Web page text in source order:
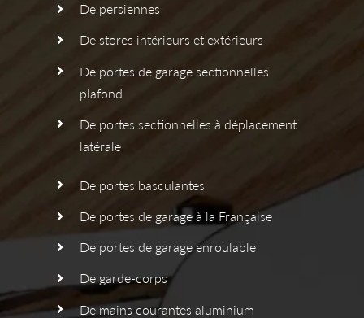
De persiennes
De stores intérieurs et extérieurs
De portes de garage sectionnelles
plafond
De portes sectionnelles à déplacement
latérale
De portes basculantes
De portes de garage à la Française
De portes de garage enroulable
De garde-corps
De mains courantes aluminium